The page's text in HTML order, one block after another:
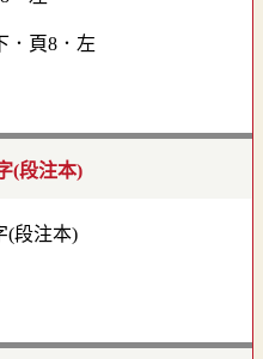
．頁8．左
(段注本)